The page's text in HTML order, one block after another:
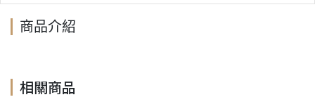
商品介紹
相關商品